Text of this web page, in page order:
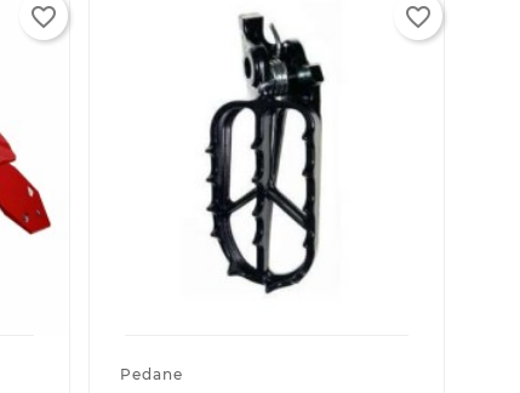
favorite_border
Pedane
favorite_border